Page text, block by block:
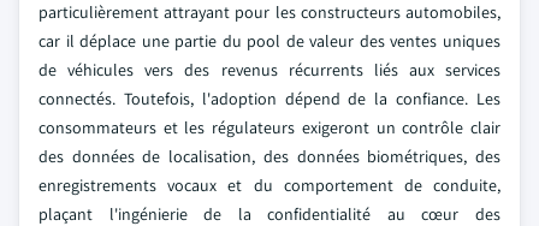
particulièrement attrayant pour les constructeurs automobiles,
car il déplace une partie du pool de valeur des ventes uniques
de véhicules vers des revenus récurrents liés aux services
connectés. Toutefois, l'adoption dépend de la confiance. Les
consommateurs et les régulateurs exigeront un contrôle clair
des données de localisation, des données biométriques, des
enregistrements vocaux et du comportement de conduite,
plaçant l'ingénierie de la confidentialité au cœur des